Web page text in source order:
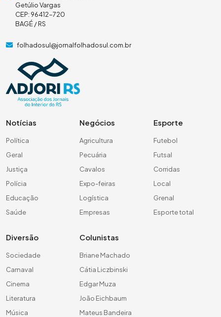
Getúlio Vargas
CEP: 96412-720
BAGÉ / RS
folhadosul@jornalfolhadosul.com.br
Notícias
Política
Geral
Justiça
Polícia
Educação
Saúde
Negócios
Agricultura
Pecuária
Cavalos
Expo-feiras
Logística
Empresas
Esporte
Futebol
Futsal
Corridas
Local
Grenal
Esporte total
Diversão
Sociedade
Carnaval
Cinema
Literatura
Música
Colunistas
Briane Machado
Cátia Liczbinski
Edgar Muza
João Eichbaum
Mateus Bandeira